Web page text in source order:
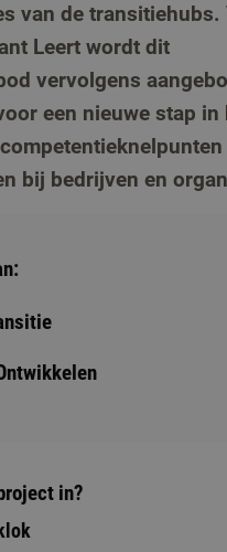
van de transitiehubs.
Leert wordt dit
vervolgens
een nieuwe stap in
bij bedrijven en
in?